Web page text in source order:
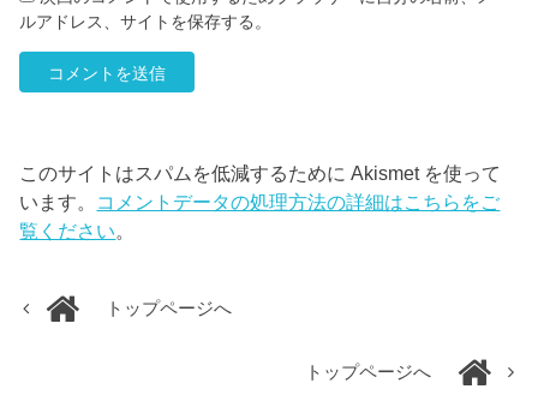
ルアドレス、サイトを保存する。
このサイトはスパムを低減するために Akismet を使って
います。 コメントデータの処理方法の詳細はこちらをご
覧ください。
トップページへ
トップページへ